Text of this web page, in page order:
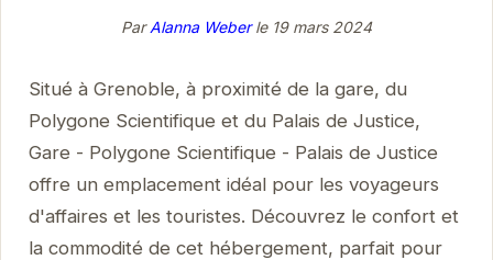
ParAlanna Weberle 19 mars 2024
Situé à Grenoble, à proximité de la gare, du
Polygone Scientifique et du Palais de Justice,
Gare - Polygone Scientifique - Palais de Justice
offre un emplacement idéal pour les voyageurs
d'affaires et les touristes. Découvrez le confort et
la commodité de cet hébergement, parfait pour